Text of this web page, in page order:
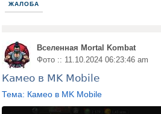
ЖАЛОБА
Вселенная Mortal Kombat
Фото :: 11.10.2024 06:23:46 am
Камео в MK Mobile
Тема: Камео в MK Mobile